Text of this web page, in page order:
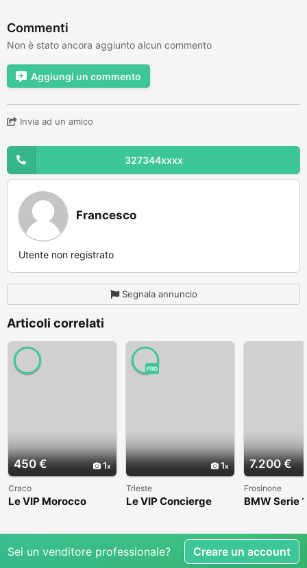
Commenti
Non è stato ancora aggiunto alcun commento
Aggiungi un commento
Invia ad un amico
327344xxxx
Francesco
Utente non registrato
Segnala annuncio
Articoli correlati
450 € 1
Craco
Le VIP Morocco
1
PRO
Trieste
Le VIP Concierge
7.200 €
Frosinone
BMW Serie
Sei un venditore professionale? Creare un account